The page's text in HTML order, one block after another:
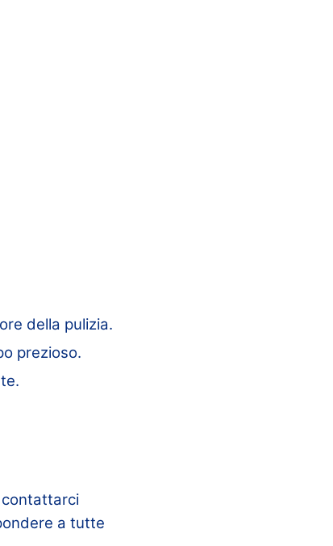
della pulizia.
prezioso.
a tutte